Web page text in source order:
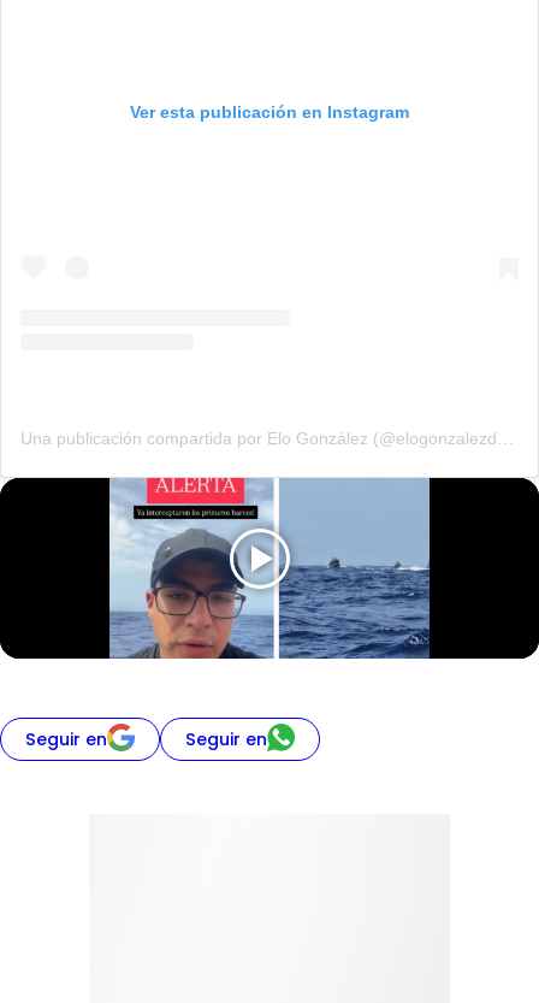
Ver esta publicación en Instagram
Seguir en Seguir en